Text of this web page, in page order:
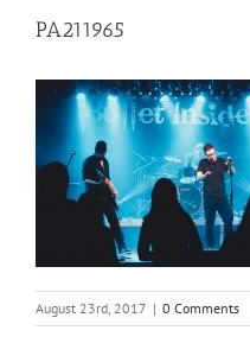
PA211965
August 23rd, 2017 | 0 Comments